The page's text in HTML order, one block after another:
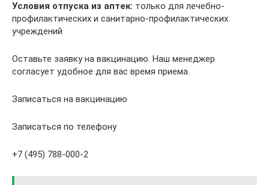
Условия отпуска из аптек: только для лечебно-
профилактических и санитарно-профилактических
учреждений
Оставьте заявку на вакцинацию. Наш менеджер
согласует удобное для вас время приема.
Записаться на вакцинацию
Записаться по телефону
+7 (495) 788-000-2